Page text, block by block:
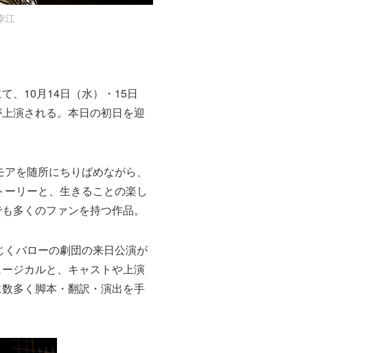
江
、10月14日（水）・15日
演される。本日の初日を迎
を随所にちりばめながら、
リーと、生きることの楽し
多くのファンを持つ作品。
バローの劇団の来日公演が
ジカルと、キャストや上演
多く脚本・翻訳・演出を手